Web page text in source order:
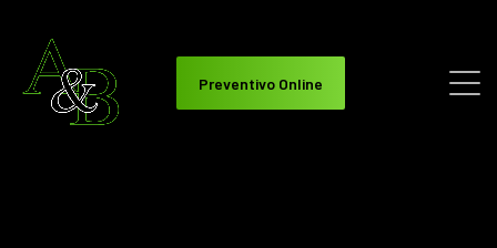
Preventivo Online